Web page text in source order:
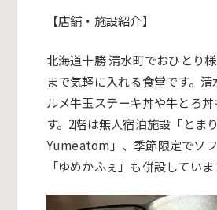
【店舗・施設紹介】
北海道十勝 清水町でおひとり
まで気軽に入れる食堂です。
ルメ牛玉ステーキ丼や牛とろ
す。2階は無人宿泊施設「とま
Yumeatom」、季節限定でソ
「ゆめかふぇ」も併設していま